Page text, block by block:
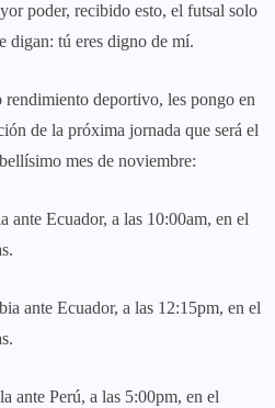
poder, recibido esto, el futsal solo
digan: tú eres digno de mí.
deportivo, les pongo en
de la próxima jornada que será el
mes de noviembre:
ante Ecuador, a las 10:00am, en el
ante Ecuador, a las 12:15pm, en el
ante Perú, a las 5:00pm, en el